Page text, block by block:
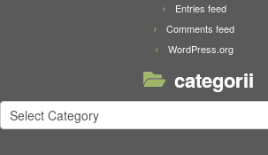
Entries feed
Comments feed
WordPress.org
categorii
categorii